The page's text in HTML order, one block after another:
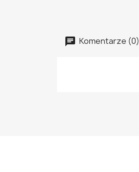
Komentarze (0)